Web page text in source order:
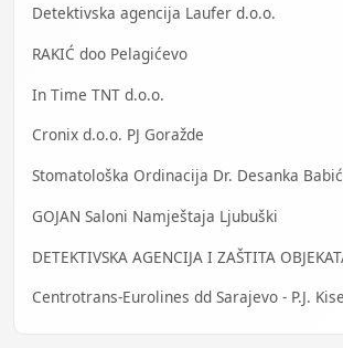
Detektivska agencija Laufer d.o.o.
RAKIĆ doo Pelagićevo
In Time TNT d.o.o.
Cronix d.o.o. PJ Goražde
Stomatološka Ordinacija Dr. Desanka Babić
GOJAN Saloni Namještaja Ljubuški